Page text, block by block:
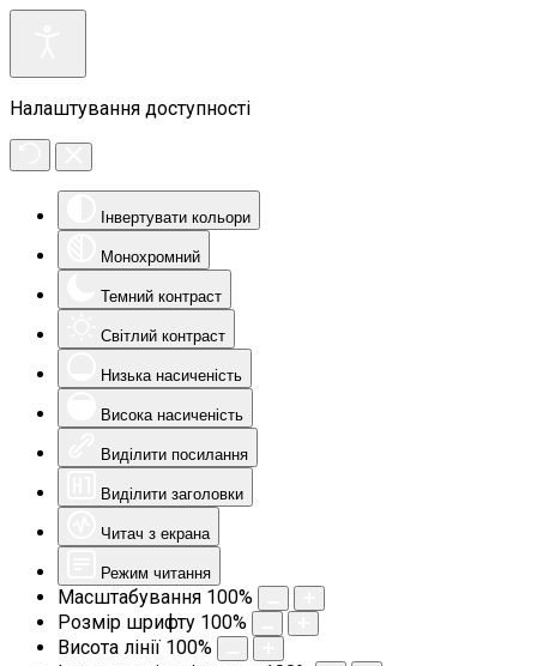
Налаштування доступності
Інвертувати кольори
Монохромний
Темний контраст
Світлий контраст
Низька насиченість
Висока насиченість
Виділити посилання
Виділити заголовки
Читач з екрана
Режим читання
Масштабування 100%
Розмір шрифту 100%
Висота лінії 100%